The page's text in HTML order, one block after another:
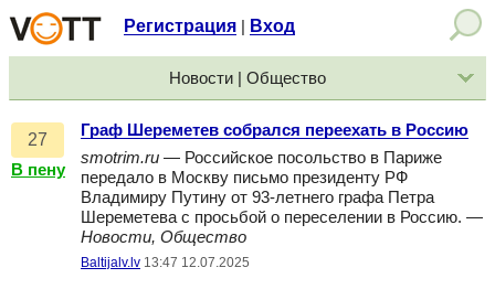
Регистрация Вход
Новости | Общество
27
В пену
Граф Шереметев собрался переехать в Россию
smotrim.ru — Российское посольство в Париже
передало в Москву письмо президенту РФ
Владимиру Путину от 93-летнего графа Петра
Шереметева с просьбой о переселении в Россию. —
Новости, Общество
Baltijalv.lv 13:47 12.07.2025